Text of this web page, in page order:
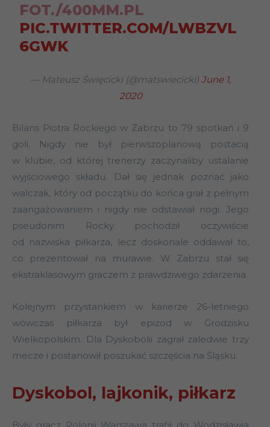
FOT./400MM.PL
PIC.TWITTER.COM/LWBZVL
6GWK
— Mateusz Święcicki (@matswiecicki) June 1,
2020
Bilans Piotra Rockiego w Zabrzu to 79 spotkań i 9
goli. Nigdy nie był pierwszoplanową postacią
w klubie, od której trenerzy zaczynaliby ustalanie
wyjściowego składu. Dał się jednak poznać jako
walczak, który od początku do końca grał z pełnym
zaangażowaniem i nigdy nie odstawiał nogi. Jego
pseudonim Rocky pochodził oczywiście
od nazwiska piłkarza, lecz doskonale oddawał to,
co prezentował na murawie. W Zabrzu stał się
ekstraklasowym graczem z prawdziwego zdarzenia.
Kolejnym przystankiem w karierze 26-letniego
wówczas piłkarza był epizod w Grodzisku
Wielkopolskim. Dla Dyskobolii zagrał zaledwie trzy
mecze i postanowił poszukać szczęścia na Śląsku.
Dyskobol, lajkonik, piłkarz